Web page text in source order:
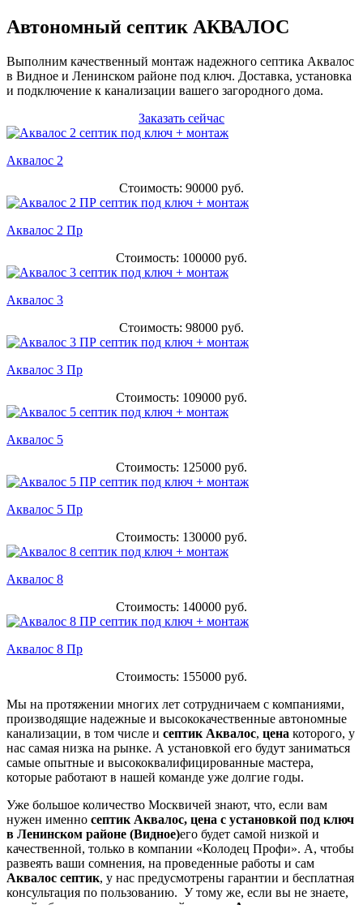
Автономный септик АКВАЛОС
Выполним качественный монтаж надежного септика Аквалос
в Видное и Ленинском районе под ключ. Доставка, установка
и подключение к канализации вашего загородного дома.
Заказать сейчас
Аквалос 2
Стоимость: 90000 руб.
Аквалос 2 Пр
Стоимость: 100000 руб.
Аквалос 3
Стоимость: 98000 руб.
Аквалос 3 Пр
Стоимость: 109000 руб.
Аквалос 5
Стоимость: 125000 руб.
Аквалос 5 Пр
Стоимость: 130000 руб.
Аквалос 8
Стоимость: 140000 руб.
Аквалос 8 Пр
Стоимость: 155000 руб.
Мы на протяжении многих лет сотрудничаем с компаниями,
производящие надежные и высококачественные автономные
канализации, в том числе и септик Аквалос, цена которого, у
нас самая низка на рынке. А установкой его будут заниматься
самые опытные и высококвалифицированные мастера,
которые работают в нашей команде уже долгие годы.
Уже большое количество Москвичей знают, что, если вам
нужен именно септик Аквалос, цена с установкой под ключ
в Ленинском районе (Видное)его будет самой низкой и
качественной, только в компании «Колодец Профи». А, чтобы
развеять ваши сомнения, на проведенные работы и сам
Аквалос септик, у нас предусмотрены гарантии и бесплатная
консультация по пользованию. У тому же, если вы не знаете,